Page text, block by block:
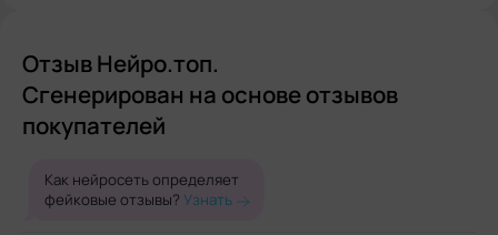
Отзыв Нейро.топ.
Сгенерирован на основе отзывов
покупателей
Как нейросеть определяет
фейковые отзывы? Узнать